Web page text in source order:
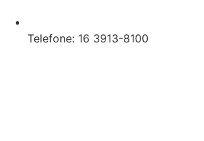
Telefone: 16 3913-8100